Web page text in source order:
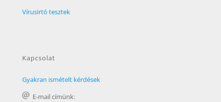
Vírusirtó tesztek
Kapcsolat
Gyakran ismételt kérdések
E-mail címünk: